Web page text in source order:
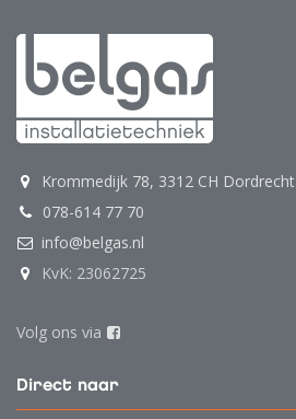
Krommedijk 78, 3312 CH Dordrecht
078-614 77 70
info@belgas.nl
KvK: 23062725
Volg ons via
Direct naar